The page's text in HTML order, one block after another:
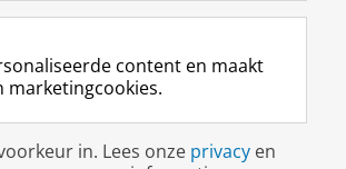
o
p
a
i
n
r
r
i
e
r
m
c
c
& Copyright
Inloggen
content en maakt
marketingcookies.
in. Lees onze privacy en